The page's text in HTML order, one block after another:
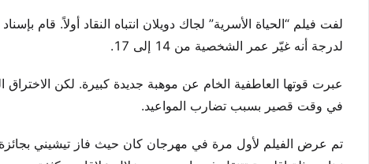
لفت فيلم “الحياة الأسرية” لجاك دويلان انتباه النقاد أولاً. قام
لدرجة أنه غيّر عمر الشخصية من 14 إلى 17.
عبرت قوتها العاطفية الخام عن موهبة جديدة كبيرة. لكن
في وقت قصير بسبب تضارب المواعيد.
تم عرض الفيلم لأول مرة في مهرجان كان حيث فاز تيشيني